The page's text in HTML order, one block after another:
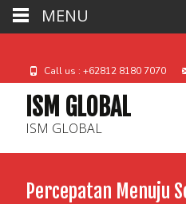
Call us : +62812 8180 7070
ISM GLOBAL
ISM GLOBAL
Percepatan Menuju
MENU